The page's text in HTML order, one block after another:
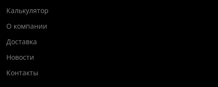
Калькулятор
О компании
Доставка
Новости
Контакты